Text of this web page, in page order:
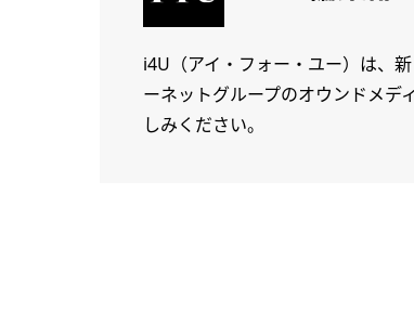
i4U（アイ・フォー・ユー）は、
ーネットグループのオウンドメデ
しみください。